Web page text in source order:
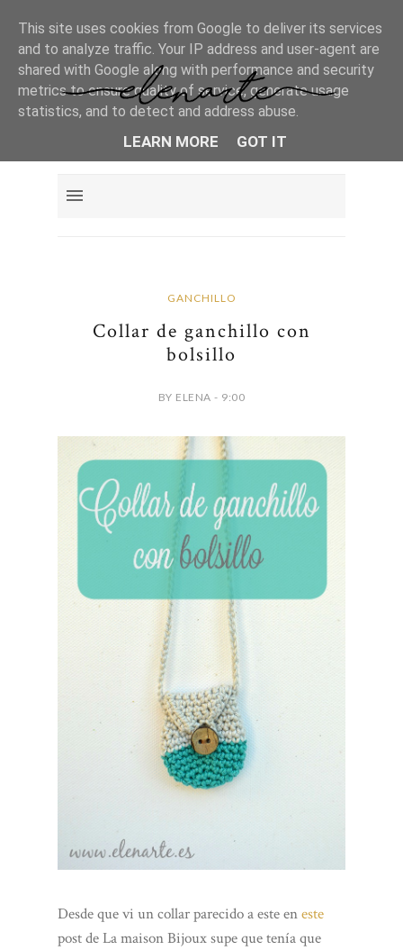
GANCHILLO
Collar de ganchillo con
bolsillo
BY ELENA - 9:00
Desde que vi un collar parecido a este eneste
post de La maison Bijoux supe que tenía que
This site uses cookies from Google to deliver its services
and to analyze traffic. Your IP address and user-agent are
shared with Google along with performance and security
metrics to ensure quality of service, generate usage
statistics, and to detect and address abuse.
LEARN MORE GOT IT